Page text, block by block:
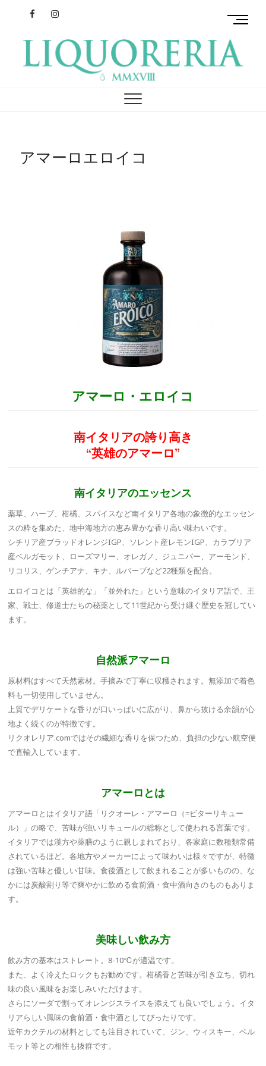
FacebookInstagram
リクオレリア
M
u
アマーロエロイコ
アマーロ・エロイコ
南イタリアの誇り高き
“英雄のアマーロ”
南イタリアのエッセンス
薬草、ハーブ、柑橘、スパイスなど南イタリア各地の象徴的なエッセン
スの粋を集めた、地中海地方の恵み豊かな香り高い味わいです。
シチリア産ブラッドオレンジIGP、ソレント産レモンIGP、カラブリア
産ベルガモット、ローズマリー、オレガノ、ジュニパー、アーモンド、
リコリス、ゲンチアナ、キナ、ルバーブなど22種類を配合。
エロイコとは「英雄的な」「並外れた」という意味のイタリア語で、王
家、戦士、修道士たちの秘薬として11世紀から受け継ぐ歴史を冠してい
ます。
自然派アマーロ
原材料はすべて天然素材。手摘みで丁寧に収穫されます。無添加で着色
料も一切使用していません。
上質でデリケートな香りが口いっぱいに広がり、鼻から抜ける余韻が心
地よく続くのが特徴です。
リクオレリア.comではその繊細な香りを保つため、負担の少ない航空便
で直輸入しています。
アマーロとは
アマーロとはイタリア語「リクオーレ・アマーロ（=ビターリキュー
ル）」の略で、苦味が強いリキュールの総称として使われる言葉です。
イタリアでは漢方や薬膳のように親しまれており、各家庭に数種類常備
されているほど。各地方やメーカーによって味わいは様々ですが、特徴
は強い苦味と優しい甘味。食後酒として飲まれることが多いものの、な
かには炭酸割り等で爽やかに飲める食前酒・食中酒向きのものもありま
す。
美味しい飲み方
飲み方の基本はストレート。8-10℃が適温です。
また、よく冷えたロックもお勧めです。柑橘香と苦味が引き立ち、切れ
味の良い風味をお楽しみいただけます。
さらにソーダで割ってオレンジスライスを添えても良いでしょう。イタ
リアらしい風味の食前酒・食中酒としてぴったりです。
近年カクテルの材料としても注目されていて、ジン、ウィスキー、ベル
モット等との相性も抜群です。